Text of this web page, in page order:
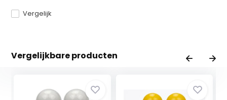
Vergelijk
Vergelijkbare producten